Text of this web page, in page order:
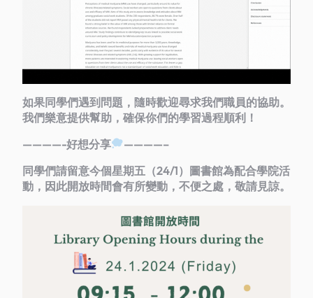
如果同學們遇到問題，隨時歡迎尋求我們職員的協助。
我們樂意提供幫助，確保你們的學習過程順利！
————-好想分享
————–
同學們請留意今個星期五（24/1）圖書館為配合學院活
動，因此開放時間會有所變動，不便之處，敬請見諒。